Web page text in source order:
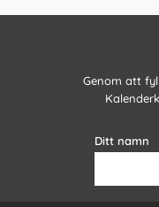
Genom att
Ditt namn